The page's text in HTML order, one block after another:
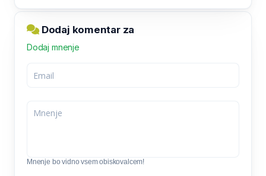
Dodaj komentar za
Dodaj mnenje
Mnenje bo vidno vsem obiskovalcem!